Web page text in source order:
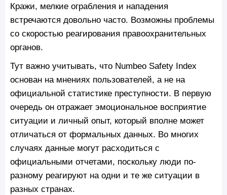
Кражи, мелкие ограбления и нападения
встречаются довольно часто. Возможны проблемы
со скоростью реагирования правоохранительных
органов.
Тут важно учитывать, что Numbeo Safety Index
основан на мнениях пользователей, а не на
официальной статистике преступности. В первую
очередь он отражает эмоциональное восприятие
ситуации и личный опыт, который вполне может
отличаться от формальных данных. Во многих
случаях данные могут расходиться с
официальными отчетами, поскольку люди по-
разному реагируют на одни и те же ситуации в
разных странах.